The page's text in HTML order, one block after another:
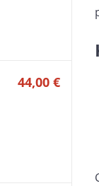
44,00 €